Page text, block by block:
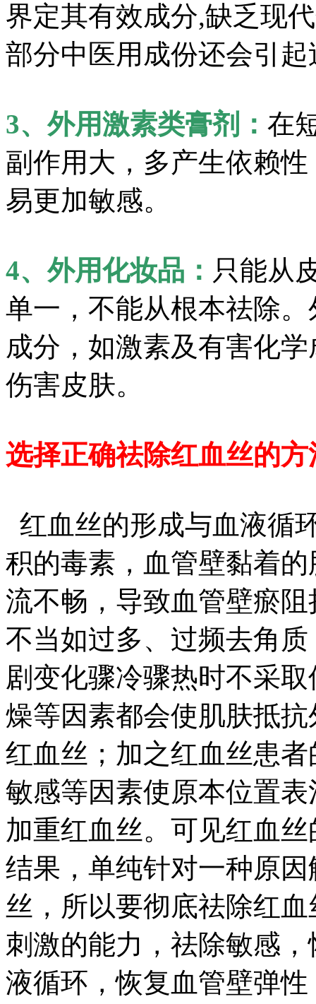
界定其有效成分,缺乏现
部分中医用成份还会引
3、外用激素类膏剂： 在
副作用大，多产生依赖
易更加敏感。
4、外用化妆品： 只能从
单一，不能从根本祛除
成分，如激素及有害化
伤害皮肤。
选择正确祛除红血丝的
红血丝的形成与血液循
积的毒素，血管壁黏着
流不畅，导致血管壁瘀
不当如过多、过频去角
剧变化骤冷骤热时不采
燥等因素都会使肌肤抵
红血丝；加之红血丝患
敏感等因素使原本位置
加重红血丝。可见红血
结果，单纯针对一种原
丝，所以要彻底祛除红
刺激的能力，祛除敏感
液循环，恢复血管壁弹